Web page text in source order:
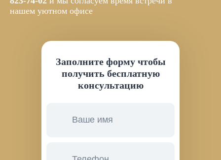
нашем уютном офисе
Заполните форму чтобы
получить бесплатную
консультацию